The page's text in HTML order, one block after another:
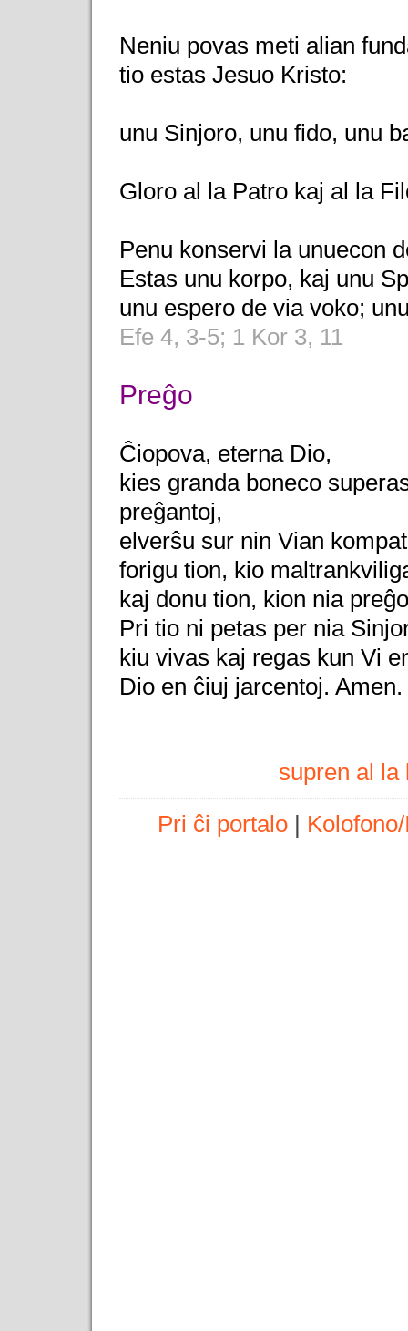
Neniu povas meti alian
tio estas Jesuo Kristo:
unu Sinjoro, unu fido, unu
Gloro al la Patro kaj al la
Penu konservi la unuecon
Estas unu korpo, kaj unu
unu espero de via voko;
Efe 4, 3-5; 1 Kor 3, 11
Preĝo
Ĉiopova, eterna Dio,
kies granda boneco
preĝantoj,
elverŝu sur nin Vian
forigu tion, kio
kaj donu tion, kion nia
Pri tio ni petas per nia
kiu vivas kaj regas kun Vi
Dio en ĉiuj jarcentoj. Amen.
supren al la
Pri ĉi portalo|